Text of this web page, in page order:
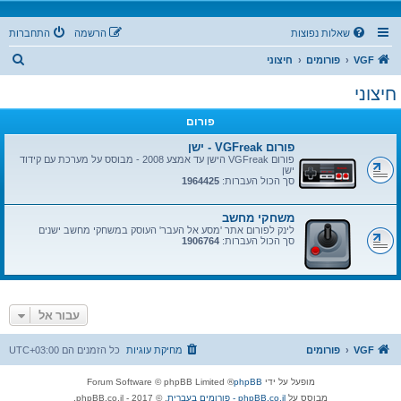
שאלות נפוצות התחברות הרשמה
VGF פורומים חיצוני
חיצוני
פורום
פורום VGFreak - ישן
פורום VGFreak הישן עד אמצע 2008 - מבוסס על מערכת עם קידוד
ישן
סך הכול העברות: 1964425
משחקי מחשב
לינק לפורום אתר 'מסע אל העבר' העוסק במשחקי מחשב ישנים
סך הכול העברות: 1906764
עבור אל
VGF פורומים כל הזמנים הם UTC+03:00 מחיקת עוגיות
מופעל על ידי phpBB
® Forum Software © phpBB Limited
מבוסס על phpBB.co.il - פורומים בעברית
. © 2017 - phpBB.co.il.